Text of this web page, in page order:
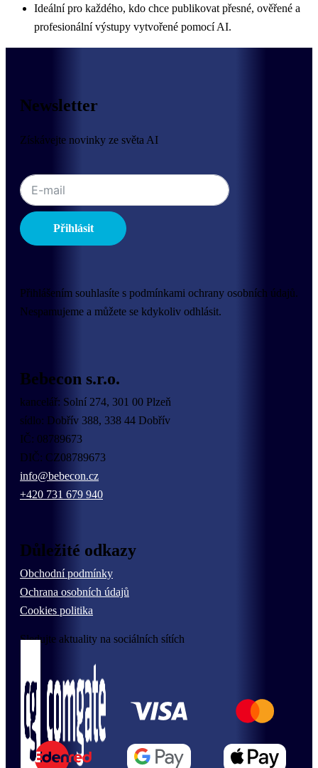
Ideální pro každého, kdo chce publikovat přesné, ověřené a
profesionální výstupy vytvořené pomocí AI.
Newsletter
Získávejte novinky ze světa AI
Přihlásit
Přihlášením souhlasíte s podmínkami ochrany osobních údajů.
Nespamujeme a můžete se kdykoliv odhlásit.
Bebecon s.r.o.
kancelář: Solní 274, 301 00 Plzeň
sídlo: Dobřív 388, 338 44 Dobřív
IČ: 08789673
DIČ: CZ08789673
info@bebecon.cz
+420 731 679 940
Důležité odkazy
Obchodní podmínky
Ochrana osobních údajů
Cookies politika
Sledujte aktuality na sociálních sítích